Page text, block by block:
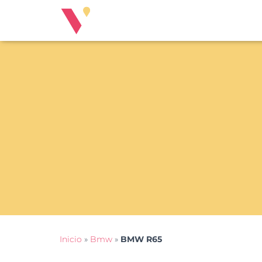
Inicio » Bmw » BMW R65